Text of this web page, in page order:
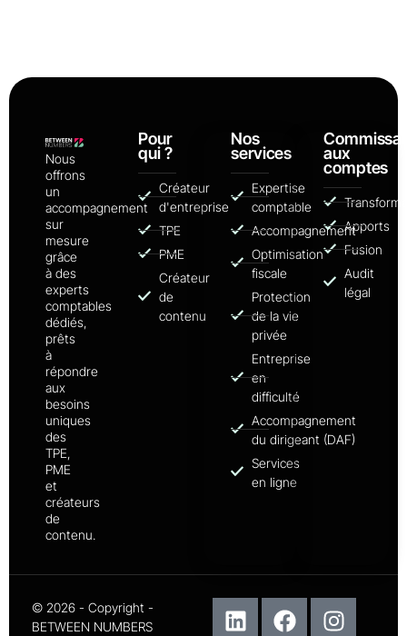
Nous
offrons
un
accompagnement
sur
mesure
grâce
à des
experts
comptables
dédiés,
prêts
à
répondre
aux
besoins
uniques
des
TPE,
PME
et
créateurs
de
contenu.
Pour
qui ?
Créateur
d'entreprise
TPE
PME
Créateur
de
contenu
Nos
services
Expertise
comptable
Accompagnement
Optimisation
fiscale
Protection
de la vie
privée
Entreprise
en
difficulté
Accompagnement
du dirigeant (DAF)
Services
en ligne
aux
comptes
Apports
Fusion
Audit
légal
© 2026 - Copyright -
BETWEEN NUMBERS